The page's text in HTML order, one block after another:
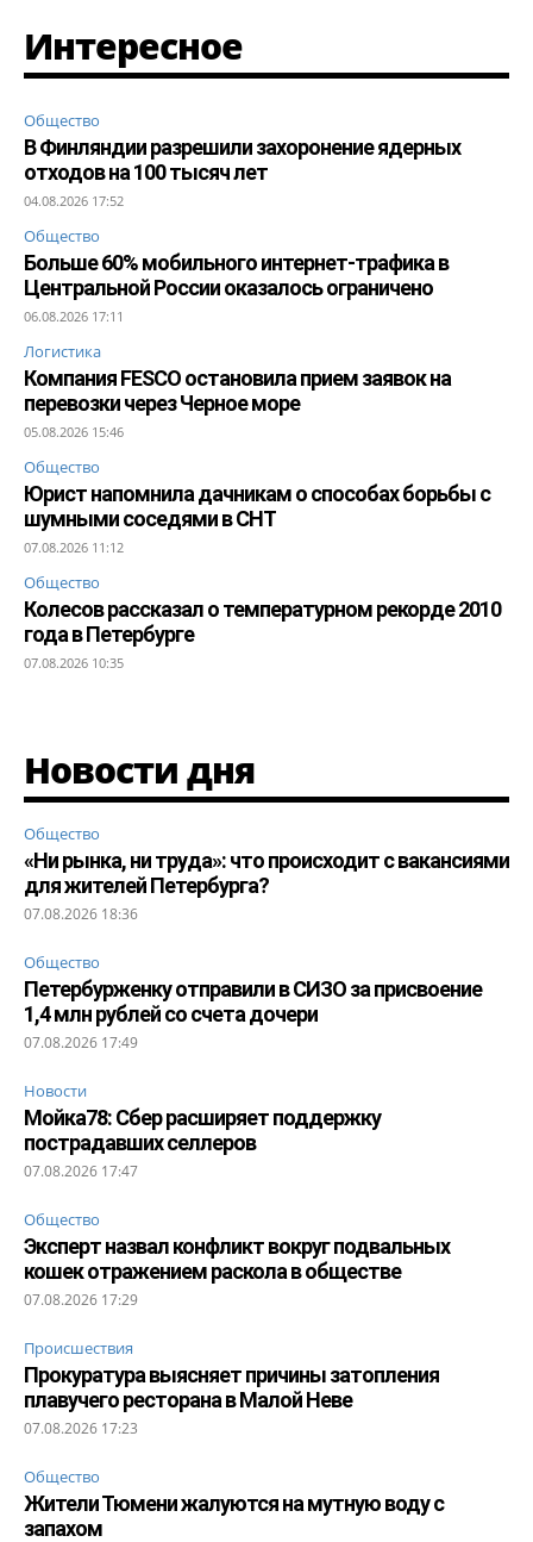
Интересное
Общество
В Финляндии разрешили захоронение ядерных
отходов на 100 тысяч лет
04.08.2026 17:52
Общество
Больше 60% мобильного интернет-трафика в
Центральной России оказалось ограничено
06.08.2026 17:11
Логистика
Компания FESCO остановила прием заявок на
перевозки через Черное море
05.08.2026 15:46
Общество
Юрист напомнила дачникам о способах борьбы с
шумными соседями в СНТ
07.08.2026 11:12
Общество
Колесов рассказал о температурном рекорде 2010
года в Петербурге
07.08.2026 10:35
Новости дня
Общество
«Ни рынка, ни труда»: что происходит с вакансиями
для жителей Петербурга?
07.08.2026 18:36
Общество
Петербурженку отправили в СИЗО за присвоение
1,4 млн рублей со счета дочери
07.08.2026 17:49
Новости
Мойка78: Сбер расширяет поддержку
пострадавших селлеров
07.08.2026 17:47
Общество
Эксперт назвал конфликт вокруг подвальных
кошек отражением раскола в обществе
07.08.2026 17:29
Происшествия
Прокуратура выясняет причины затопления
плавучего ресторана в Малой Неве
07.08.2026 17:23
Общество
Жители Тюмени жалуются на мутную воду с
запахом